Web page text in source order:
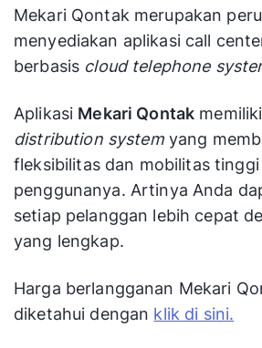
Mekari Qontak merupakan
menyediakan aplikasi call
berbasis cloud telephone
Aplikasi Mekari Qontak memiliki
distribution systemyang
fleksibilitas dan mobilitas
penggunanya. Artinya Anda
setiap pelanggan lebih cepat
yang lengkap.
Harga berlangganan Mekari
diketahui dengan klik di sini.